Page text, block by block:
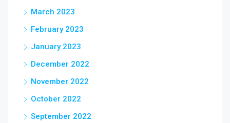
March 2023
February 2023
January 2023
December 2022
November 2022
October 2022
September 2022